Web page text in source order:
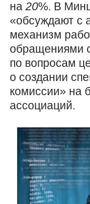
на 20%. В
«обсуждают с
механизм
обращениями
по вопросам
о создании
комиссии» на
ассоциаций.